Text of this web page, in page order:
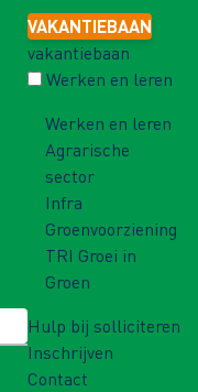
VAKANTIEBAAN
vakantiebaan
Werken en leren
Werken en leren
Agrarische
sector
Infra
Groenvoorziening
TRI Groei in
Groen
Hulp bij solliciteren
Inschrijven
Contact